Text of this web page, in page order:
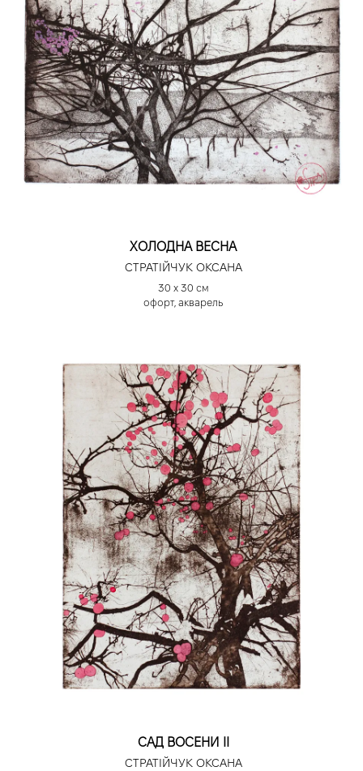
ХОЛОДНА ВЕСНА
СТРАТІЙЧУК ОКСАНА
30 х 30 см
офорт, акварель
САД ВОСЕНИ ІІ
СТРАТІЙЧУК ОКСАНА